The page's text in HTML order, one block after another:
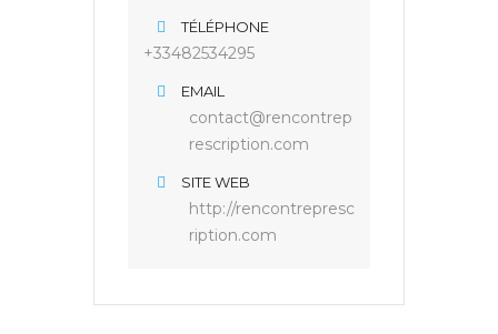
TÉLÉPHONE
+33482534295
EMAIL
contact@rencontrep
rescription.com
SITE WEB
http://rencontrepresc
ription.com